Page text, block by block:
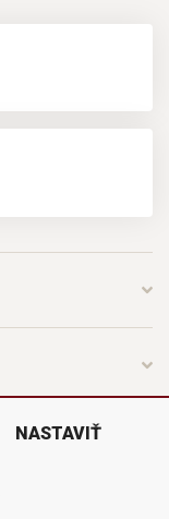
NASTAVIŤ